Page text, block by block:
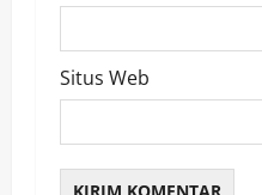
Situs Web